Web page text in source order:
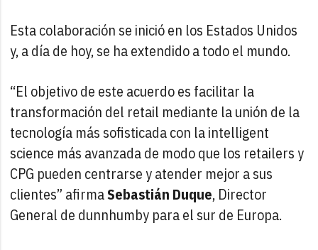
Esta colaboración se inició en los Estados Unidos
y, a día de hoy, se ha extendido a todo el mundo.
“El objetivo de este acuerdo es facilitar la
transformación del retail mediante la unión de la
tecnología más sofisticada con la intelligent
science más avanzada de modo que los retailers y
CPG pueden centrarse y atender mejor a sus
clientes” afirmaSebastián Duque, Director
General de dunnhumby para el sur de Europa.